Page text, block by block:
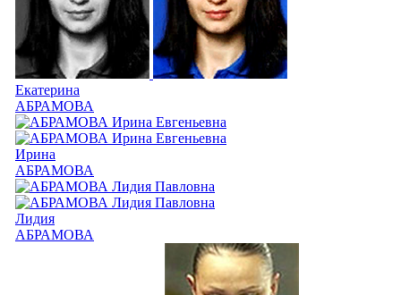
Екатерина
АБРАМОВА
Ирина
АБРАМОВА
Лидия
АБРАМОВА